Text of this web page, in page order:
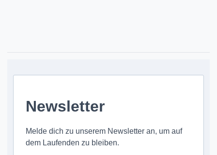
Newsletter
Melde dich zu unserem Newsletter an, um auf
dem Laufenden zu bleiben.